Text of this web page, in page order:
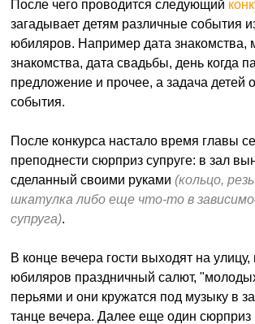
После чего проводится следующий
загадывает детям различные события
юбиляров. Например дата знакомства,
знакомства, дата свадьбы, день когда
предложение и прочее, а задача детей
события.
После конкурса настало время главы
преподнести сюрприз супруге: в зал
сделанный своими руками(кольцо,
шкатулка либо еще что-то в
супруга).
В конце вечера гости выходят на улицу,
юбиляров праздничный салют,
перьями и они кружатся под музыку в
танце вечера. Далее еще один